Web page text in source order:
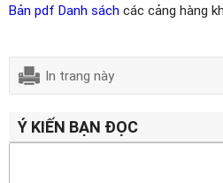
Bản pdf Danh sách các cảng hàng
In trang này
Ý KIẾN BẠN ĐỌC